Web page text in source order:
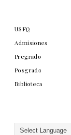
USFQ
Admisiones
Pregrado
Posgrado
Biblioteca